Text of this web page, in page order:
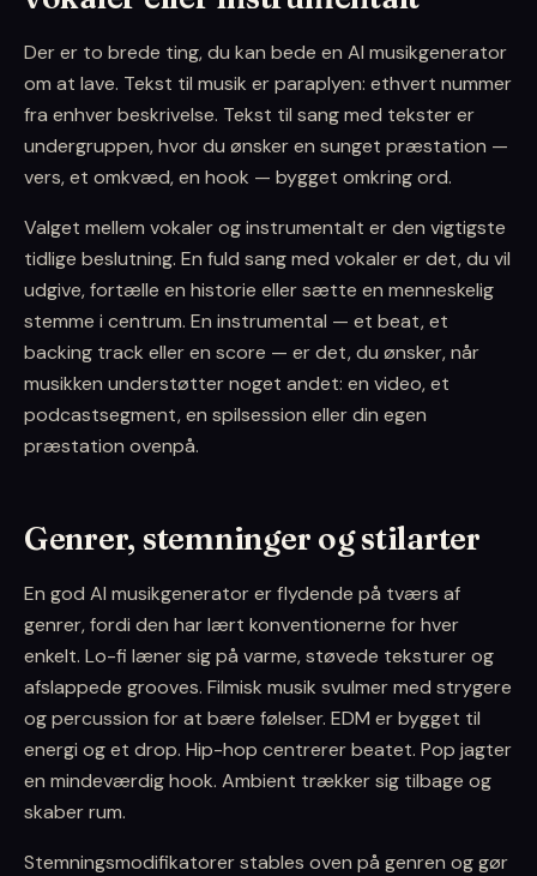
Der er to brede ting, du kan bede en AI musikgenerator
om at lave. Tekst til musik er paraplyen: ethvert nummer
fra enhver beskrivelse. Tekst til sang med tekster er
undergruppen, hvor du ønsker en sunget præstation —
vers, et omkvæd, en hook — bygget omkring ord.
Valget mellem vokaler og instrumentalt er den vigtigste
tidlige beslutning. En fuld sang med vokaler er det, du vil
udgive, fortælle en historie eller sætte en menneskelig
stemme i centrum. En instrumental — et beat, et
backing track eller en score — er det, du ønsker, når
musikken understøtter noget andet: en video, et
podcastsegment, en spilsession eller din egen
præstation ovenpå.
Genrer, stemninger og stilarter
En god AI musikgenerator er flydende på tværs af
genrer, fordi den har lært konventionerne for hver
enkelt. Lo-fi læner sig på varme, støvede teksturer og
afslappede grooves. Filmisk musik svulmer med strygere
og percussion for at bære følelser. EDM er bygget til
energi og et drop. Hip-hop centrerer beatet. Pop jagter
en mindeværdig hook. Ambient trækker sig tilbage og
skaber rum.
Stemningsmodifikatorer stables oven på genren og gør